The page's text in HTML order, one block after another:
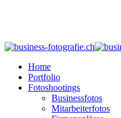
content
Menu
Home
Portfolio
Fotoshootings
Businessfotos
Mitarbeiterfotos